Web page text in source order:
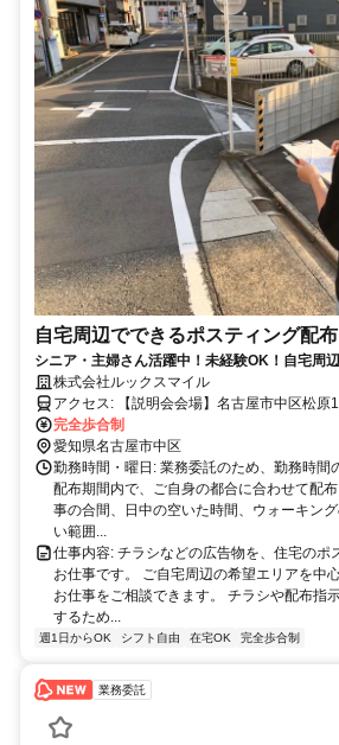
自宅周辺でできるポスティング配
シニア・主婦さん活躍中！未経験OK！自宅周
株式会社ルックスマイル
アクセス: 【説明会会場】名古屋市中区松
完全歩合制
愛知県名古屋市中区
勤務時間・曜日: 業務委託のため、勤務時間
配布期間内で、ご自身の都合に合わせて配
事の合間、日中の空いた時間、ウォーキン
い範囲...
仕事内容: チラシなどの広告物を、住宅のポ
お仕事です。 ご自宅周辺の希望エリアを中
お仕事をご相談できます。 チラシや配布指
するため...
週1日からOK シフト自由 在宅OK 完全歩合制
業務委託